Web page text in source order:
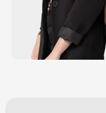
Весовое оборудование
Счётчики валюты
Терминалы самообслуживания
Денежные ящики
Онлайн-кассы
Антикражные ворота